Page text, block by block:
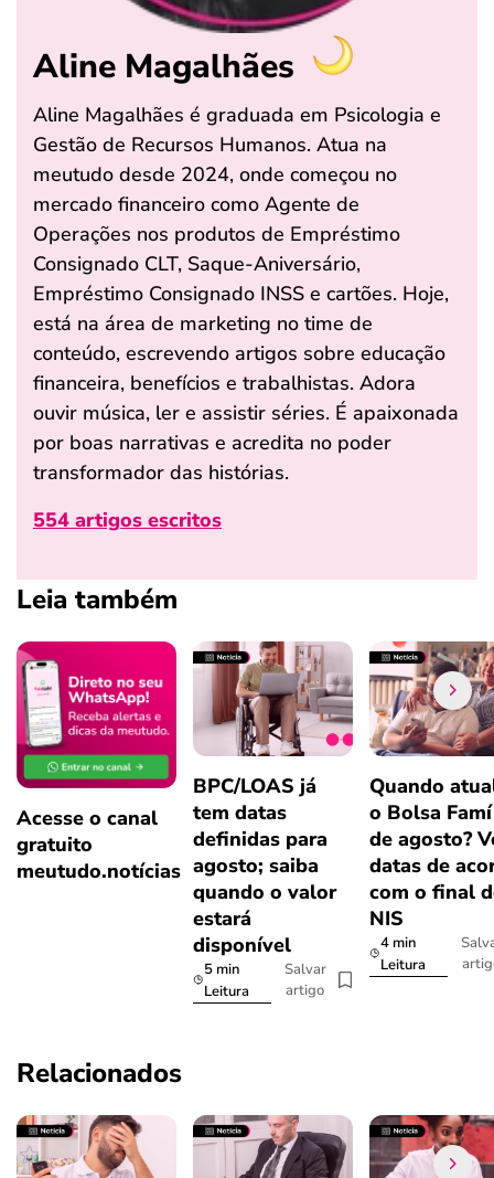
Aline Magalhães
Aline Magalhães é graduada em Psicologia e
Gestão de Recursos Humanos. Atua na
meutudo desde 2024, onde começou no
mercado financeiro como Agente de
Operações nos produtos de Empréstimo
Consignado CLT, Saque-Aniversário,
Empréstimo Consignado INSS e cartões. Hoje,
está na área de marketing no time de
conteúdo, escrevendo artigos sobre educação
financeira, benefícios e trabalhistas. Adora
ouvir música, ler e assistir séries. É apaixonada
por boas narrativas e acredita no poder
transformador das histórias.
554 artigos escritos
Leia também
Acesse o canal
gratuito
meutudo.notícias
BPC/LOAS já
tem datas
definidas para
agosto; saiba
quando o valor
estará
disponível
5 min
Leitura
Salvar
artigo
Quando
o Bolsa
de agosto?
datas de
com o final
NIS
4 min
Leitura
Relacionados